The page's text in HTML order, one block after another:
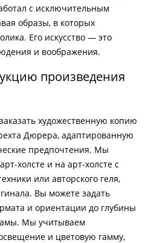
с исключительным
образы, в которых
Его искусство — это
и воображения.
произведения
художественную копию
Дюрера, адаптированную
предпочтения. Мы
холсте и на арт-холсте с
или авторского геля,
Вы можете задать
и ориентации до глубины
Мы учитываем
и цветовую гамму,